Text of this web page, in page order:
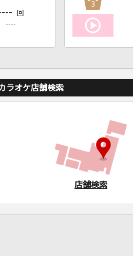
回
----
3
ラオケ店舗検索
店舗検索